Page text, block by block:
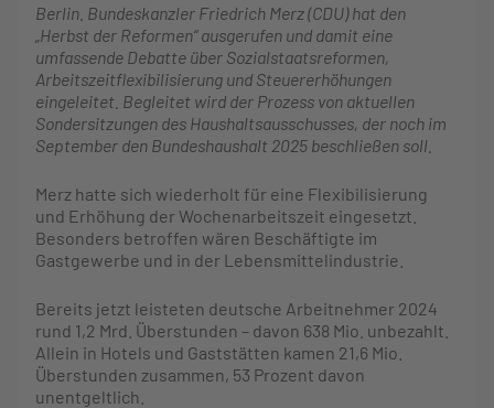
Berlin. Bundeskanzler Friedrich Merz (CDU) hat den
„Herbst der Reformen“ ausgerufen und damit eine
umfassende Debatte über Sozialstaatsreformen,
Arbeitszeitflexibilisierung und Steuererhöhungen
eingeleitet. Begleitet wird der Prozess von aktuellen
Sondersitzungen des Haushaltsausschusses, der noch im
September den Bundeshaushalt 2025 beschließen soll.
Merz hatte sich wiederholt für eine Flexibilisierung
und Erhöhung der Wochenarbeitszeit eingesetzt.
Besonders betroffen wären Beschäftigte im
Gastgewerbe und in der Lebensmittelindustrie.
Bereits jetzt leisteten deutsche Arbeitnehmer 2024
rund 1,2 Mrd. Überstunden – davon 638 Mio. unbezahlt.
Allein in Hotels und Gaststätten kamen 21,6 Mio.
Überstunden zusammen, 53 Prozent davon
unentgeltlich.